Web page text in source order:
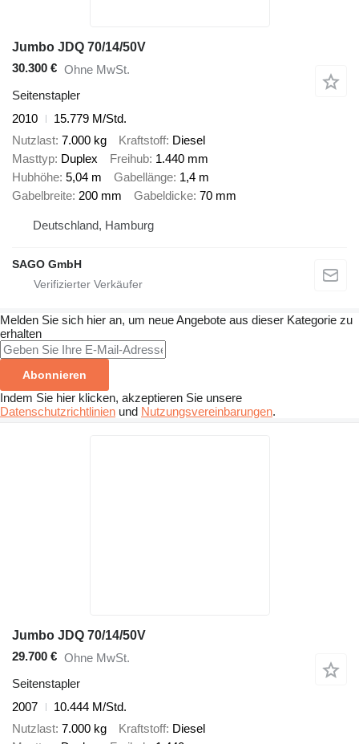
Jumbo JDQ 70/14/50V
30.300 € Ohne MwSt.
Seitenstapler
2010
15.779 M/Std.
Nutzlast 7.000 kg Kraftstoff Diesel
Masttyp Duplex Freihub 1.440 mm
Hubhöhe 5,04 m Gabellänge 1,4 m
Gabelbreite 200 mm Gabeldicke 70 mm
Deutschland, Hamburg
SAGO GmbH
Melden Sie sich hier an, um neue Angebote aus dieser Kategorie zu
erhalten
Abonnieren
Indem Sie hier klicken, akzeptieren Sie unsere
Datenschutzrichtlinien und Nutzungsvereinbarungen.
Jumbo JDQ 70/14/50V
29.700 € Ohne MwSt.
Seitenstapler
2007
10.444 M/Std.
Nutzlast 7.000 kg Kraftstoff Diesel